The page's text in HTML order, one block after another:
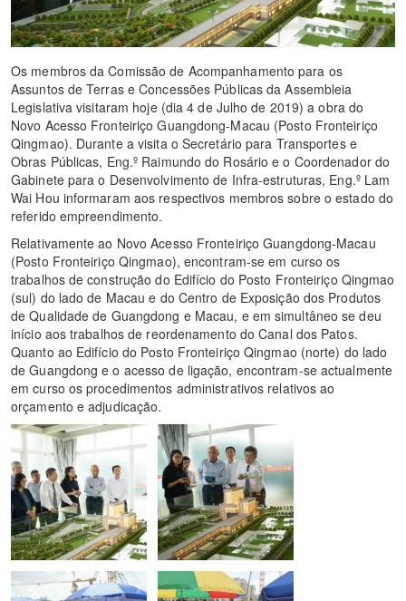
Os membros da Comissão de Acompanhamento para os
Assuntos de Terras e Concessões Públicas da Assembleia
Legislativa visitaram hoje (dia 4 de Julho de 2019) a obra do
Novo Acesso Fronteiriço Guangdong-Macau (Posto Fronteiriço
Qingmao). Durante a visita o Secretário para Transportes e
Obras Públicas, Eng.º Raimundo do Rosário e o Coordenador do
Gabinete para o Desenvolvimento de Infra-estruturas, Eng.º Lam
Wai Hou informaram aos respectivos membros sobre o estado do
referido empreendimento.
Relativamente ao Novo Acesso Fronteiriço Guangdong-Macau
(Posto Fronteiriço Qingmao), encontram-se em curso os
trabalhos de construção do Edifício do Posto Fronteiriço Qingmao
(sul) do lado de Macau e do Centro de Exposição dos Produtos
de Qualidade de Guangdong e Macau, e em simultâneo se deu
início aos trabalhos de reordenamento do Canal dos Patos.
Quanto ao Edifício do Posto Fronteiriço Qingmao (norte) do lado
de Guangdong e o acesso de ligação, encontram-se actualmente
em curso os procedimentos administrativos relativos ao
orçamento e adjudicação.